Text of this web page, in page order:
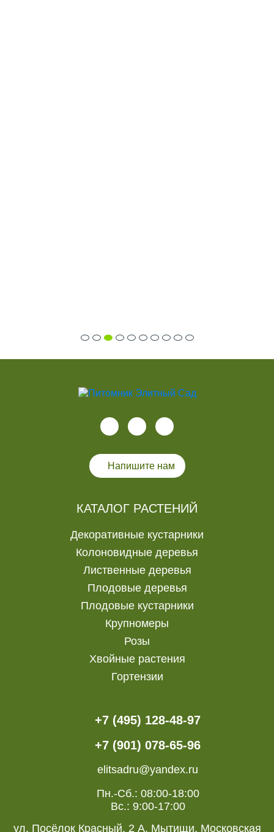
Напишите нам
КАТАЛОГ РАСТЕНИЙ
Декоративные кустарники
Колоновидные деревья
Лиственные деревья
Плодовые деревья
Плодовые кустарники
Крупномеры
Розы
Хвойные растения
Гортензии
+7 (495) 128-48-97
+7 (901) 078-65-96
elitsadru@yandex.ru
Пн.-Сб.: 08:00-18:00
Вс.: 9:00-17:00
ул. Посёлок Красный, 2 А, Мытищи, Московская